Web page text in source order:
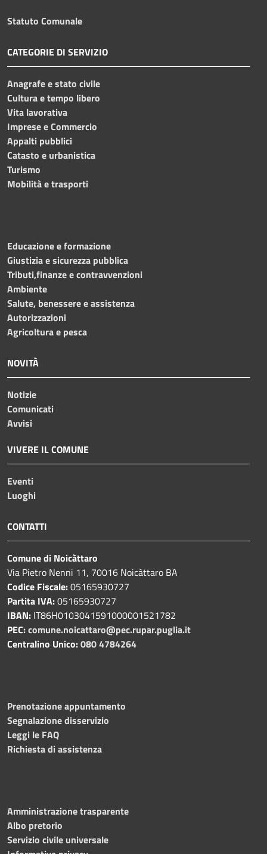
Statuto Comunale
CATEGORIE DI SERVIZIO
Anagrafe e stato civile
Cultura e tempo libero
Vita lavorativa
Imprese e Commercio
Appalti pubblici
Catasto e urbanistica
Turismo
Mobilità e trasporti
Educazione e formazione
Giustizia e sicurezza pubblica
Tributi,finanze e contravvenzioni
Ambiente
Salute, benessere e assistenza
Autorizzazioni
Agricoltura e pesca
NOVITÀ
Notizie
Comunicati
Avvisi
VIVERE IL COMUNE
Eventi
Luoghi
CONTATTI
Comune di Noicàttaro
Via Pietro Nenni 11, 70016 Noicàttaro BA
Codice Fiscale:05165930727
Partita IVA:05165930727
IBAN: IT86H0103041591000001521782
PEC:comune.noicattaro@pec.rupar.puglia.it
Centralino Unico:080 4784264
Prenotazione appuntamento
Segnalazione disservizio
Leggi le FAQ
Richiesta di assistenza
Amministrazione trasparente
Albo pretorio
Servizio civile universale